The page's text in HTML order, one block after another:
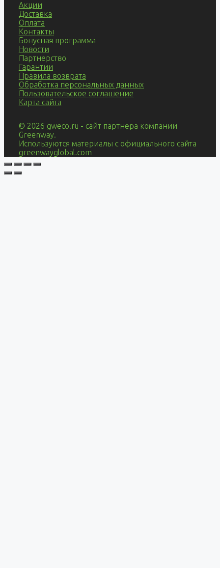
Акции
Доставка
Оплата
Контакты
Бонусная программа
Новости
Партнерство
Гарантии
Правила возврата
Обработка персональных данных
Пользовательское соглашение
Карта сайта
© 2026 gweco.ru - сайт партнера компании
Greenway.
Используются материалы с официального сайта
greenwayglobal.com